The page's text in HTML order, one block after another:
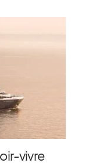
vivre